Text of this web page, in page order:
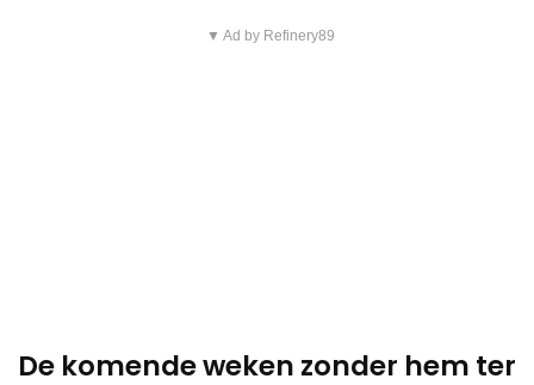
▼ Ad by Refinery89
De komende weken zonder hem ter